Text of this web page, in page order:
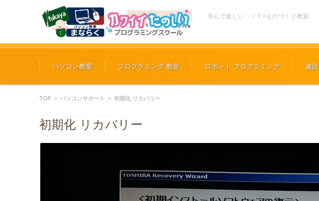
学んで楽しい ＩＴ×ものづくり教室
コンテンツに移動
パソコン教室 プログラミング 教室 ロボット プログラミング 速読
TOP > パソコンサポート > 初期化 リカバリー
初期化 リカバリー